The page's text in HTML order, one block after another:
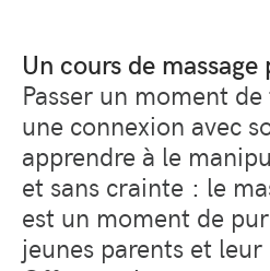
Un cours de
Passer un moment
une connexion avec
apprendre à le
et sans crainte : le
est un moment de
jeunes parents et